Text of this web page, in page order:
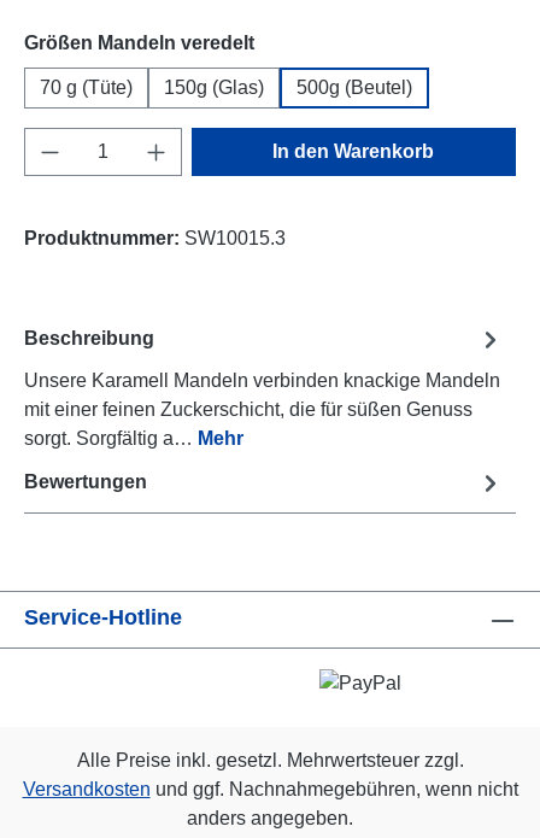
Größen Mandeln veredeltauswählen
70 g (Tüte) 150g (Glas) 500g (Beutel)
Produkt Anzahl: Gib den gewünschten
In den Warenkorb
Produktnummer: SW10015.3
Beschreibung
Unsere Karamell Mandeln verbinden knackige Mandeln
mit einer feinen Zuckerschicht, die für süßen Genuss
sorgt. Sorgfältig a… Mehr
Bewertungen
Service-Hotline
Alle Preise inkl. gesetzl. Mehrwertsteuer zzgl.
Versandkosten und ggf. Nachnahmegebühren, wenn nicht
anders angegeben.